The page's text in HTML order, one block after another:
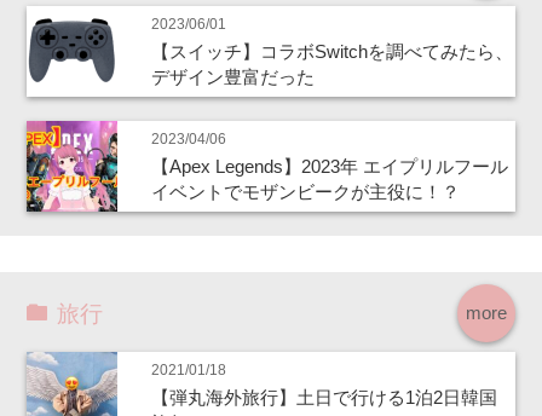
2023/06/01
【スイッチ】コラボSwitchを調べてみたら、
デザイン豊富だった
2023/04/06
【Apex Legends】2023年 エイプリルフール
イベントでモザンビークが主役に！？
more
旅行
2021/01/18
【弾丸海外旅行】土日で行ける1泊2日韓国